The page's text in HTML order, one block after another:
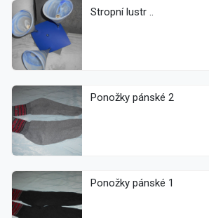
Stropní lustr ..
Ponožky pánské 2
Ponožky pánské 1